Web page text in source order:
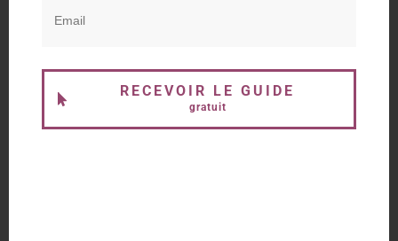
RECEVOIR LE GUIDE
gratuit